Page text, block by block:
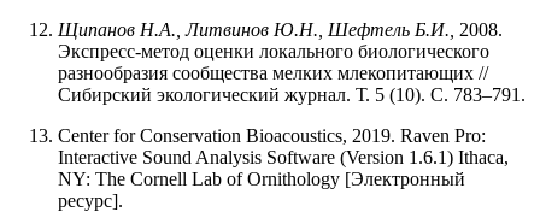
Щипанов Н.А., Литвинов Ю.Н., Шефтель Б.И., 2008.
Экспресс-метод оценки локального биологического
разнообразия сообщества мелких млекопитающих //
Сибирский экологический журнал. Т. 5 (10). С. 783–791.
Center for Conservation Bioacoustics, 2019. Raven Pro:
Interactive Sound Analysis Software (Version 1.6.1) Ithaca,
NY: The Cornell Lab of Ornithology [Электронный
ресурс].